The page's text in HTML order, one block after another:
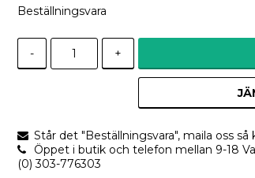
Beställningsvara
- +
Står det "Beställningsvara", maila oss så
Öppet i butik och telefon mellan 9-18
(0) 303-776303